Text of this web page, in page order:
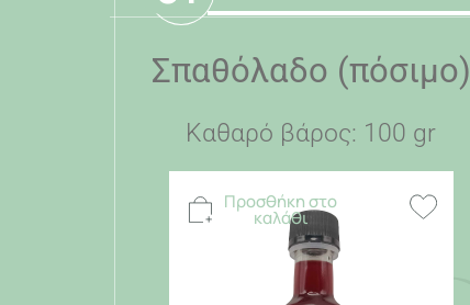
Σπαθόλαδο (πόσιμο)
Καθαρό βάρος: 100 gr
Προσθήκη στο
καλάθι